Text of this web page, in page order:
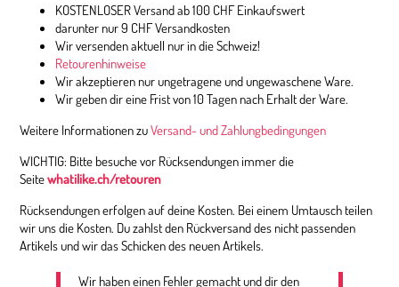
KOSTENLOSER Versand ab 100 CHF Einkaufswert
darunter nur 9 CHF Versandkosten
Wir versenden aktuell nur in die Schweiz!
Retourenhinweise
Wir akzeptieren nur ungetragene und ungewaschene Ware.
Wir geben dir eine Frist von 10 Tagen nach Erhalt der Ware.
Weitere Informationen zuVersand- und Zahlungbedingungen
WICHTIG: Bitte besuche vor Rücksendungen immer die
Seitewhatilike.ch/retouren
Rücksendungen erfolgen auf deine Kosten. Bei einem Umtausch teilen
wir uns die Kosten. Du zahlst den Rückversand des nicht passenden
Artikels und wir das Schicken des neuen Artikels.
Wir haben einen Fehler gemacht und dir den